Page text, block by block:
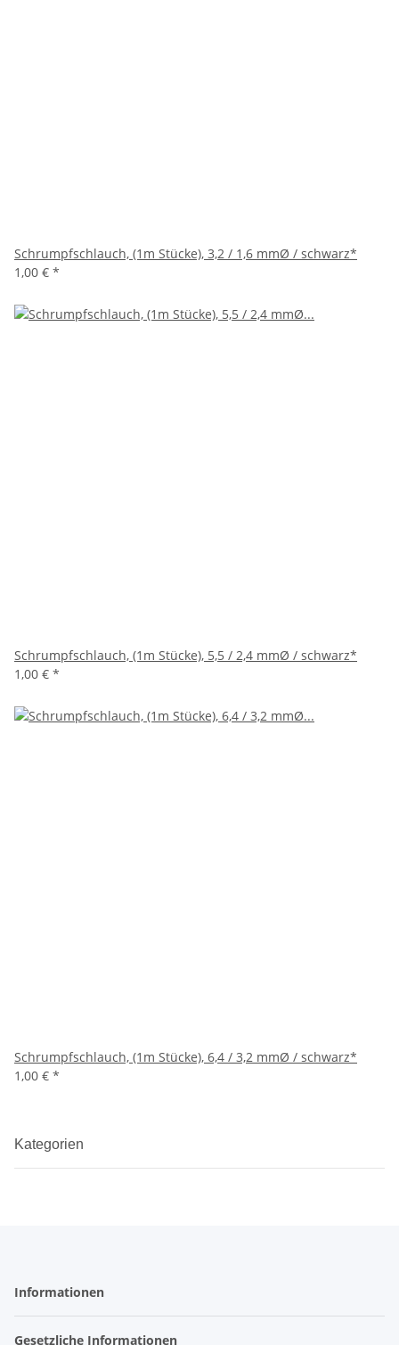
Schrumpfschlauch, (1m Stücke), 3,2 / 1,6 mmØ / schwarz*
1,00 € *
Schrumpfschlauch, (1m Stücke), 5,5 / 2,4 mmØ / schwarz*
1,00 € *
Schrumpfschlauch, (1m Stücke), 6,4 / 3,2 mmØ / schwarz*
1,00 € *
Kategorien
Informationen
Gesetzliche Informationen